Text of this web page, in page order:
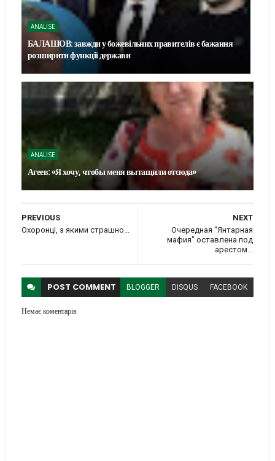
ANALISE
БАЛАШОВ: завжди у божевільних правителів є бажання
розширити функції держави
ANALISE
Агеев: «Я хочу, чтобы меня вытащили отсюда»
NEXT
Очередная "Янтарная
мафия" оставлена под
арестом...
PREVIOUS
Охоронці, з якими страшно...
POST COMMENT BLOGGER DISQUS FACEBOOK
Немає коментарів